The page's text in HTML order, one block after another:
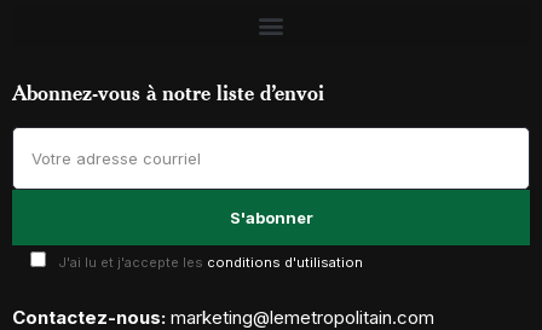
Abonnez-vous à notre liste d’envoi
J'ai lu et j'accepte les conditions d'utilisation
Contactez-nous: marketing@lemetropolitain.com